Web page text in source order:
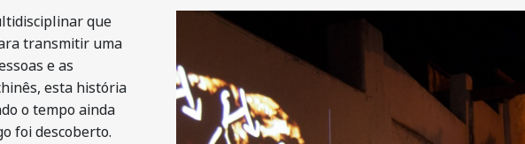
que
transmitir uma
e as
esta história
o tempo ainda
foi descoberto.